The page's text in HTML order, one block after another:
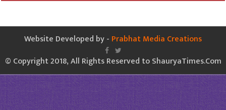
Website Developed by - Prabhat Media Creations
© Copyright 2018, All Rights Reserved to ShauryaTimes.Com